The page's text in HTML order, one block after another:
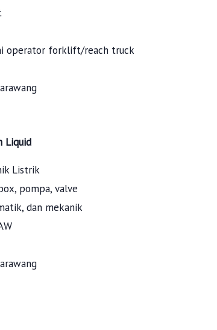
operator forklift/reach truck
Liquid
Listrik
pompa, valve
dan mekanik